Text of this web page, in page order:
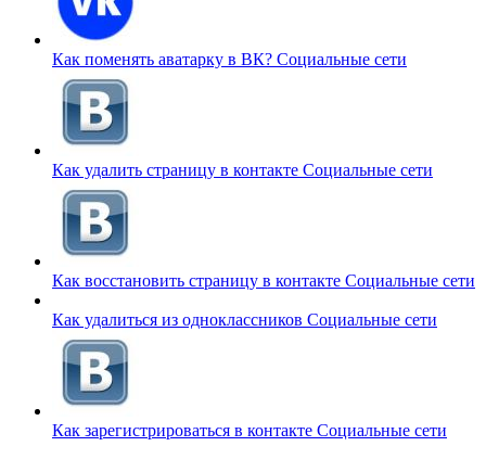
Как поменять аватарку в ВК? Социальные сети
Как удалить страницу в контакте Социальные сети
Как восстановить страницу в контакте Социальные сети
Как удалиться из одноклассников Социальные сети
Как зарегистрироваться в контакте Социальные сети